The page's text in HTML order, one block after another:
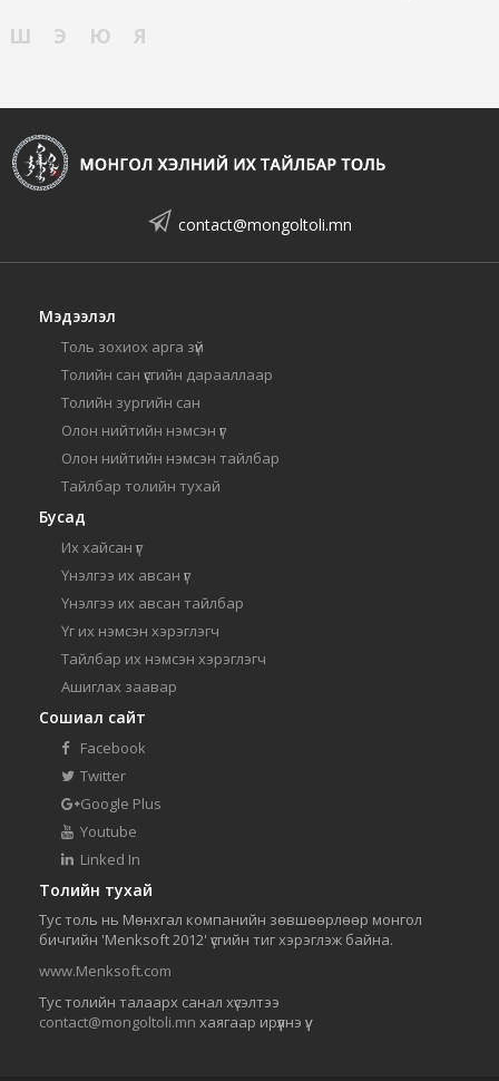
Ш
Э Ю Я
contact@mongoltoli.mn
Мэдээлэл
Толь зохиох арга зүй
Толийн сан үсгийн дарааллаар
Толийн зургийн сан
Олон нийтийн нэмсэн үг
Олон нийтийн нэмсэн тайлбар
Тайлбар толийн тухай
Бусад
Их хайсан үг
Үнэлгээ их авсан үг
Үнэлгээ их авсан тайлбар
Үг их нэмсэн хэрэглэгч
Тайлбар их нэмсэн хэрэглэгч
Ашиглах заавар
Сошиал сайт
Facebook
Twitter
Google Plus
Youtube
Linked In
Толийн тухай
Тус толь нь Мөнхгал компанийн зөвшөөрлөөр монгол
бичгийн 'Menksoft 2012' үсгийн тиг хэрэглэж байна.
www.Menksoft.com
Тус толийн талаарх санал хүсэлтээ
contact@mongoltoli.mn хаягаар ирүүлнэ үү.